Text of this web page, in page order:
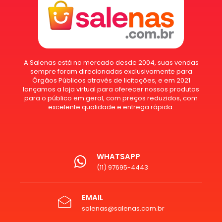
A Salenas está no mercado desde 2004, suas vendas
sempre foram direcionadas exclusivamente para
Órgãos Públicos através de licitações, e em 2021
lançamos a loja virtual para oferecer nossos produtos
para o público em geral, com preços reduzidos, com
excelente qualidade e entrega rápida.
WHATSAPP
(11) 97695-4443
EMAIL
salenas@salenas.com.br